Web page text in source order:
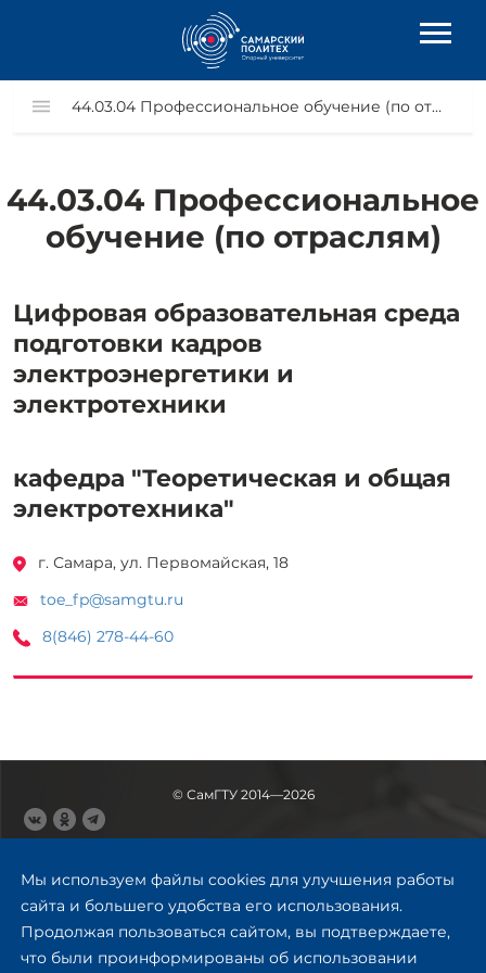
44.03.04 Профессиональное обучение (по отраслям)
44.03.04 Профессиональное
обучение (по отраслям)
Цифровая образовательная среда
подготовки кадров
электроэнергетики и
электротехники
кафедра "Теоретическая и общая
электротехника"
г. Самара, ул. Первомайская, 18
toe_fp@samgtu.ru
8(846) 278-44-60
Мы используем файлы cookies для улучшения работы
сайта и большего удобства его использования.
Продолжая пользоваться сайтом, вы подтверждаете,
что были проинформированы об использовании
© СамГТУ 2014—2026
443100, Самара
Ул. Молодогвардейская, 244,
главный корпус
8 (846) 278-43-11
rector@samgtu.ru